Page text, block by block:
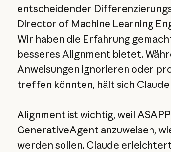
entscheidender
Director of Machine Learning
Wir haben die Erfahrung
besseres Alignment bietet.
Anweisungen ignorieren oder
treffen könnten, hält sich
Alignment ist wichtig, weil
GenerativeAgent anzuweisen,
werden sollen. Claude